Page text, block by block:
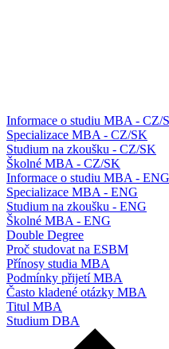
Informace o studiu MBA - CZ/
Specializace MBA - CZ/SK
Studium na zkoušku - CZ/SK
Školné MBA - CZ/SK
Informace o studiu MBA - ENG
Specializace MBA - ENG
Studium na zkoušku - ENG
Školné MBA - ENG
Double Degree
Proč studovat na ESBM
Přínosy studia MBA
Podmínky přijetí MBA
Často kladené otázky MBA
Titul MBA
Studium DBA